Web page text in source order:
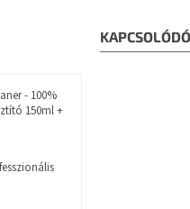
- 100%
150ml +